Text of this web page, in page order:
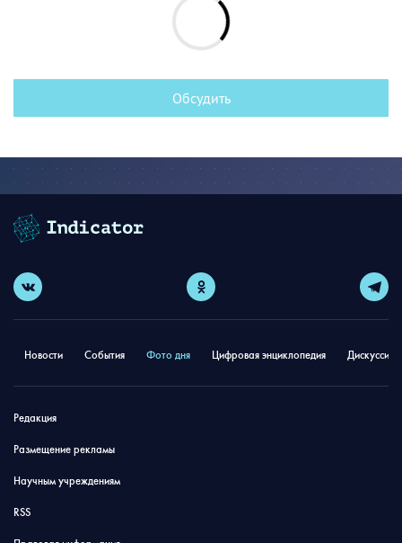
Обсудить
Новости События Фото дня Цифровая энциклопедия
Редакция
Размещение рекламы
Научным учреждениям
RSS